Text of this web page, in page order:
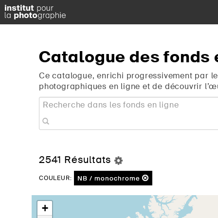
Catalogue des fonds
Ce catalogue, enrichi progressivement par
photographiques en ligne et de découvrir
2541 Résultats
COULEUR: NB / monochrome
+